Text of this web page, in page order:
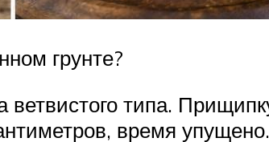
грунте?
типа.
время